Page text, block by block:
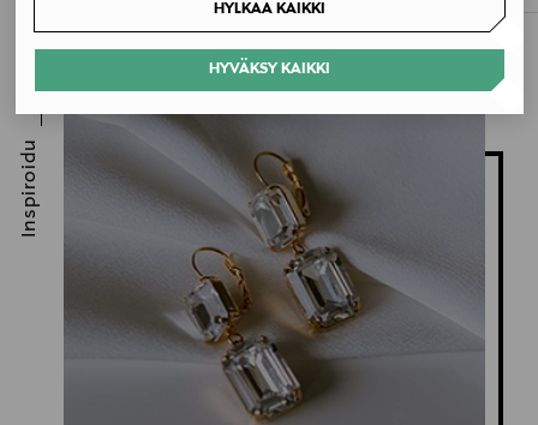
HYLKÄÄ KAIKKI
HYVÄKSY KAIKKI
Inspiroidu